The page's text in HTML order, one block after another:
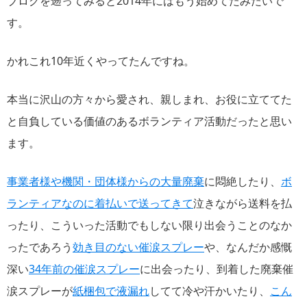
す。
かれこれ10年近くやってたんですね。
本当に沢山の方々から愛され、親しまれ、お役に立ててた
と自負している価値のあるボランティア活動だったと思い
ます。
事業者様や機関・団体様からの大量廃棄に悶絶したり、 ボ
ランティアなのに着払いで送ってきて泣きながら送料を払
ったり、こういった活動でもしない限り出会うことのなか
ったであろう効き目のない催涙スプレーや、なんだか感慨
深い34年前の催涙スプレーに出会ったり、到着した廃棄催
涙スプレーが紙梱包で液漏れしてて冷や汗かいたり、 こん